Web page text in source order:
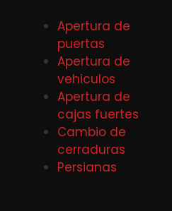
Apertura de
puertas
Apertura de
vehiculos
Apertura de
cajas fuertes
Cambio de
cerraduras
Persianas